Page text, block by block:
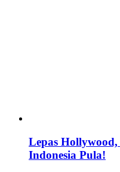
Lepas Hollywood,
Indonesia Pula!